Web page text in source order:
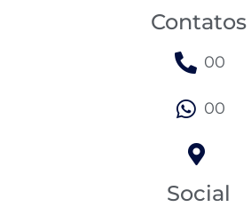
Contatos
00
00
Social